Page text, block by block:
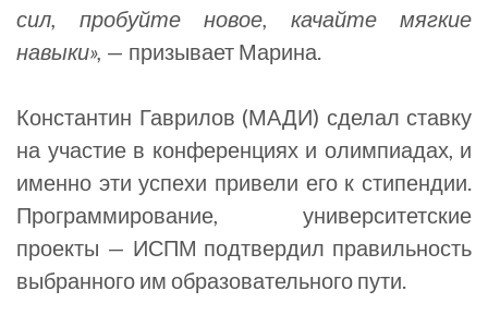
сил, пробуйте новое, качайте мягкие
навыки», — призывает Марина.
Константин Гаврилов (МАДИ) сделал ставку
на участие в конференциях и олимпиадах, и
именно эти успехи привели его к стипендии.
Программирование, университетские
проекты — ИСПМ подтвердил правильность
выбранного им образовательного пути.